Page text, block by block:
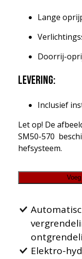
Lange
Doorrij-
Levering:
Inclusief
Let op! De
SM50-570
hefsysteem.
Elektro-